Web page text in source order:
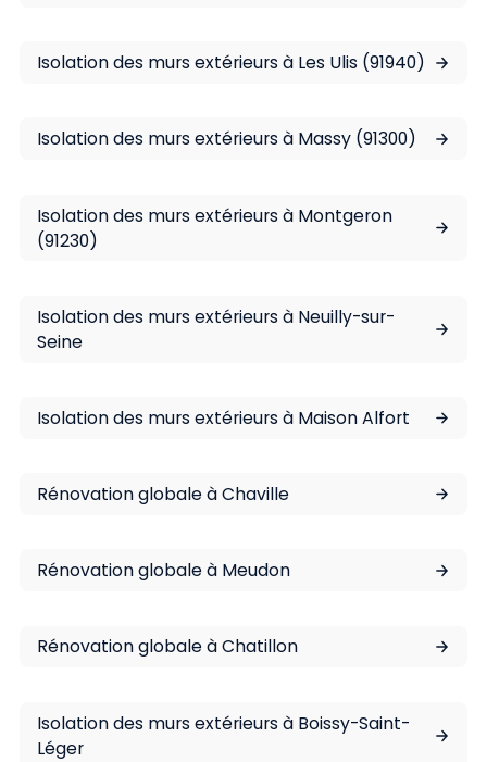
Isolation des murs extérieurs à Les Ulis (91940)
Isolation des murs extérieurs à Massy (91300)
Isolation des murs extérieurs à Montgeron
(91230)
Isolation des murs extérieurs à Neuilly-sur-
Seine
Isolation des murs extérieurs à Maison Alfort
Rénovation globale à Chaville
Rénovation globale à Meudon
Rénovation globale à Chatillon
Isolation des murs extérieurs à Boissy-Saint-
Léger